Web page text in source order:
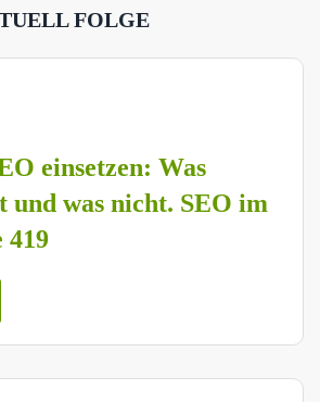
FOLGE
einsetzen: Was
was nicht. SEO im
419